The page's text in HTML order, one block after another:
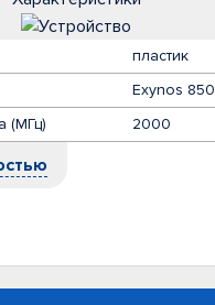
пластик
Exynos 850
(МГц)
2000